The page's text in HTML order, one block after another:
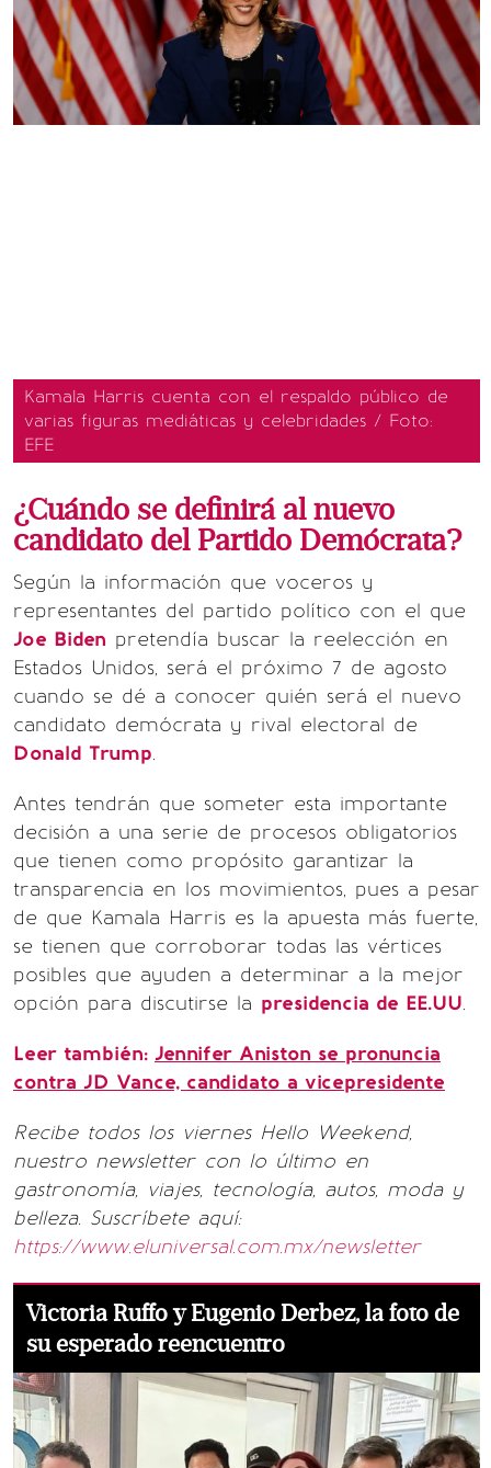
Kamala Harris cuenta con el respaldo público de
varias figuras mediáticas y celebridades / Foto:
EFE
¿Cuándo se definirá al nuevo
candidato del Partido Demócrata?
Según la información que voceros y
representantes del partido político con el que
Joe Biden pretendía buscar la reelección en
Estados Unidos, será el próximo 7 de agosto
cuando se dé a conocer quién será el nuevo
candidato demócrata y rival electoral de
Donald Trump.
Antes tendrán que someter esta importante
decisión a una serie de procesos obligatorios
que tienen como propósito garantizar la
transparencia en los movimientos, pues a pesar
de que Kamala Harris es la apuesta más fuerte,
se tienen que corroborar todas las vértices
posibles que ayuden a determinar a la mejor
opción para discutirse la presidencia de EE.UU.
Leer también: Jennifer Aniston se pronuncia
contra JD Vance, candidato a vicepresidente
Recibe todos los viernes Hello Weekend,
nuestro newsletter con lo último en
gastronomía, viajes, tecnología, autos, moda y
belleza. Suscríbete aquí:
https://www.eluniversal.com.mx/newsletter
Victoria Ruffo y Eugenio Derbez, la foto de
su esperado reencuentro